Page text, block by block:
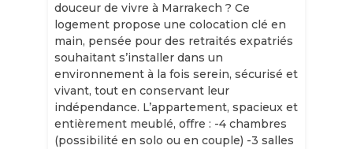
douceur de vivre à Marrakech ? Ce
logement propose une colocation clé en
main, pensée pour des retraités expatriés
souhaitant s’installer dans un
environnement à la fois serein, sécurisé et
vivant, tout en conservant leur
indépendance. L’appartement, spacieux et
entièrement meublé, offre : -4 chambres
(possibilité en solo ou en couple) -3 salles